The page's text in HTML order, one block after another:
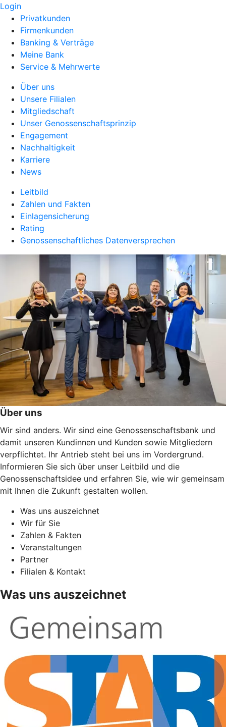
Login
Privatkunden
Firmenkunden
Banking & Verträge
Meine Bank
Service & Mehrwerte
Über uns
Unsere Filialen
Mitgliedschaft
Unser Genossenschaftsprinzip
Engagement
Nachhaltigkeit
Karriere
News
Leitbild
Zahlen und Fakten
Einlagensicherung
Rating
Genossenschaftliches Datenversprechen
Über uns
Wir sind anders. Wir sind eine Genossenschaftsbank und
damit unseren Kundinnen und Kunden sowie Mitgliedern
verpflichtet. Ihr Antrieb steht bei uns im Vordergrund.
Informieren Sie sich über unser Leitbild und die
Genossenschaftsidee und erfahren Sie, wie wir gemeinsam
mit Ihnen die Zukunft gestalten wollen.
Was uns auszeichnet
Wir für Sie
Zahlen & Fakten
Veranstaltungen
Partner
Filialen & Kontakt
Was uns auszeichnet